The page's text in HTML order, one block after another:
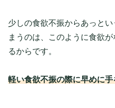
少しの食欲不振からあっと
まうのは、このように食欲
るからです。
軽い食欲不振の際に早めに